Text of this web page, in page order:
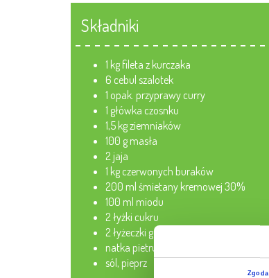
Zgoda
Składniki
1 kg fileta z kurczaka
6 cebul szalotek
1 opak. przyprawy curry
1 główka czosnku
1,5 kg ziemniaków
100 g masła
2 jaja
1 kg czerwonych buraków
200 ml śmietany kremowej 30%
100 ml miodu
2 łyżki cukru
2 łyżeczki gałki muszkatołowej
natka pietruszki
sól, pieprz